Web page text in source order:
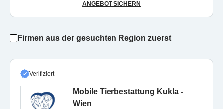
ANGEBOT SICHERN
Firmen aus der gesuchten Region zuerst
Verifiziert
Mobile Tierbestattung Kukla -
Wien